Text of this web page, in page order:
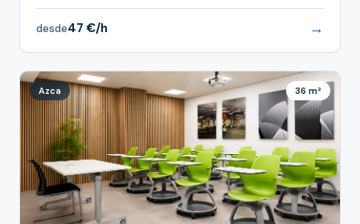
desde47 €/h →
Azca 36 m²